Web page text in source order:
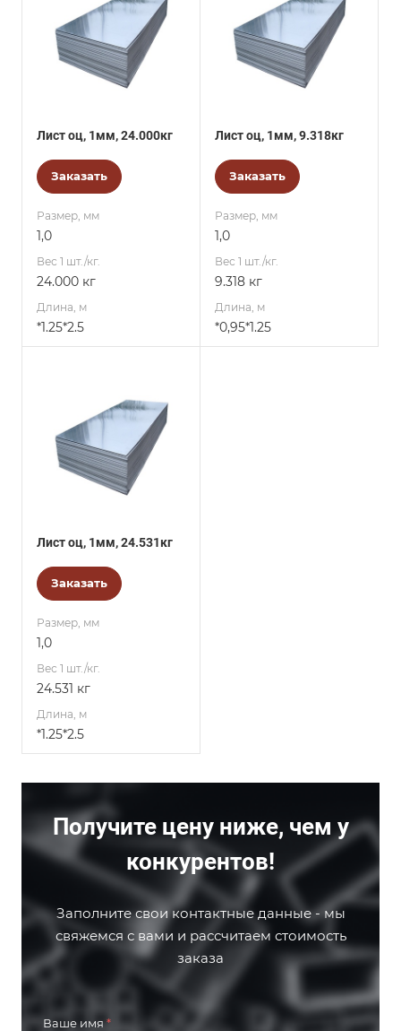
Лист оц, 1мм, 24.000кг
Заказать
Размер, мм
1,0
Вес 1 шт./кг.
24.000 кг
Длина, м
*1.25*2.5
Лист оц, 1мм, 9.318кг
Заказать
Размер, мм
1,0
Вес 1 шт./кг.
9.318 кг
Длина, м
*0,95*1.25
Лист оц, 1мм, 24.531кг
Заказать
Размер, мм
1,0
Вес 1 шт./кг.
24.531 кг
Длина, м
*1.25*2.5
Получите цену ниже, чем у
конкурентов!
Заполните свои контактные данные - мы
свяжемся с вами и рассчитаем стоимость
заказа
Ваше имя *